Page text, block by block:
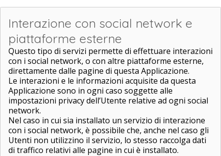
Interazione con social network e
piattaforme esterne
Questo tipo di servizi permette di effettuare interazioni
con i social network, o con altre piattaforme esterne,
direttamente dalle pagine di questa Applicazione.
Le interazioni e le informazioni acquisite da questa
Applicazione sono in ogni caso soggette alle
impostazioni privacy dell’Utente relative ad ogni social
network.
Nel caso in cui sia installato un servizio di interazione
con i social network, è possibile che, anche nel caso gli
Utenti non utilizzino il servizio, lo stesso raccolga dati
di traffico relativi alle pagine in cui è installato.